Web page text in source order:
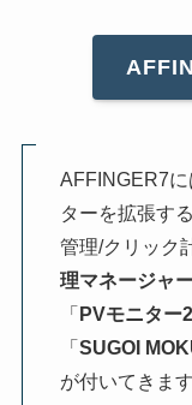
AFFINGER7
ターを拡張する
管理/クリック
理マネージャ
「 PVモニター
「 SUGOI
が付いてきます